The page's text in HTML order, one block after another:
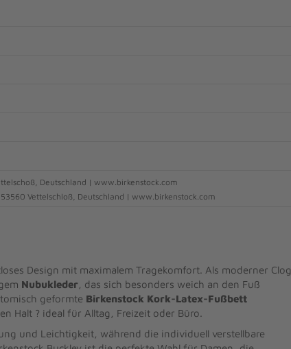
Deutschland | www.birkenstock.com
Vettelschloß, Deutschland | www.birkenstock.com
Design mit maximalem Tragekomfort. Als moderner Clog
Nubukleder , das sich besonders weich an den Fuß
geformte Birkenstock Kork-Latex-Fußbett
Halt ? ideal für Alltag, Freizeit oder Büro.
und Leichtigkeit, während die individuell verstellbare